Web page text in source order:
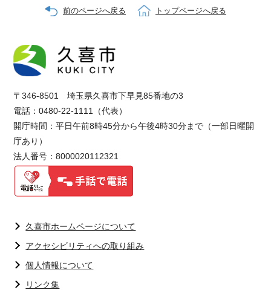
前のページへ戻る トップページへ戻る
〒346-8501 埼玉県久喜市下早見85番地の3
電話：0480-22-1111（代表）
開庁時間：平日午前8時45分から午後4時30分まで（一部日曜開
庁あり）
法人番号：8000020112321
久喜市ホームページについて
アクセシビリティへの取り組み
個人情報について
リンク集